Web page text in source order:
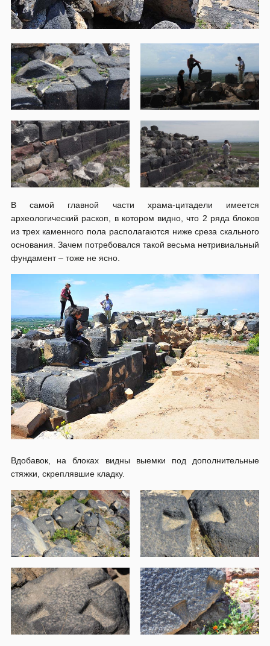
В самой главной части храма-цитадели имеется
археологический раскоп, в котором видно, что 2 ряда блоков
из трех каменного пола располагаются ниже среза скального
основания. Зачем потребовался такой весьма нетривиальный
фундамент – тоже не ясно.
Вдобавок, на блоках видны выемки под дополнительные
стяжки, скреплявшие кладку.